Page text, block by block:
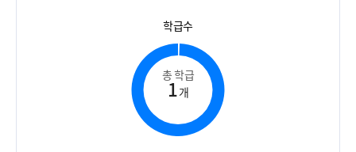
학급수
총 학급
1개